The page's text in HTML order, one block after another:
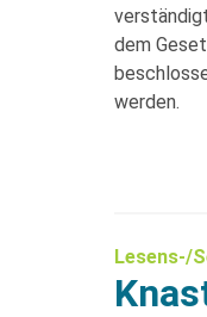
dem
werden.
Lesens-/